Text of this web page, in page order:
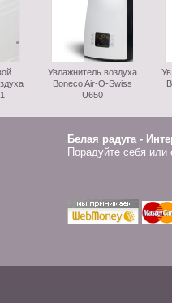
Увлажнитель воздуха
Boneco Air-O-Swiss
U650
Белая радуга -
Порадуйте себя